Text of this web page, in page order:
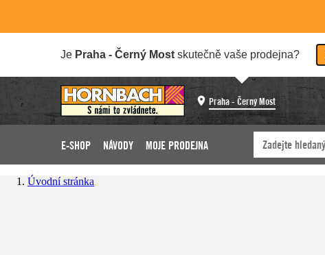
Je Praha - Černý Most skutečně vaše prodejna?
Praha - Černý Most
E-SHOP NÁVODY MOJE PRODEJNA
Úvodní stránka